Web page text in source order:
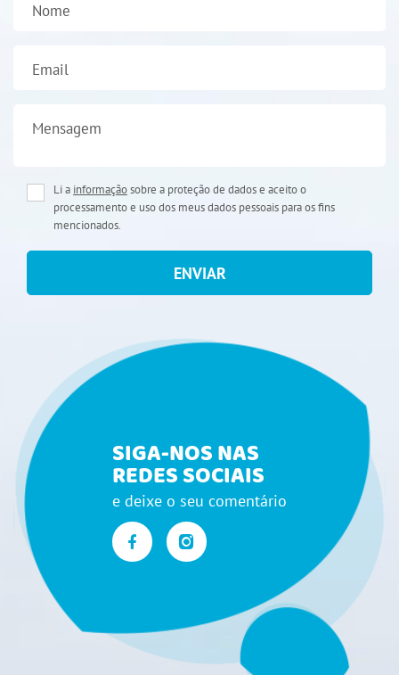
Nome
Email
Mensagem
Li a informaçãosobre a proteção de dados e aceito o
processamento e uso dos meus dados pessoais para os fins
mencionados.
ENVIAR
SIGA-NOS NAS
REDES SOCIAIS
e deixe o seu comentário